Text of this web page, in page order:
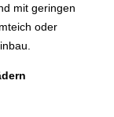
mit geringen
oder